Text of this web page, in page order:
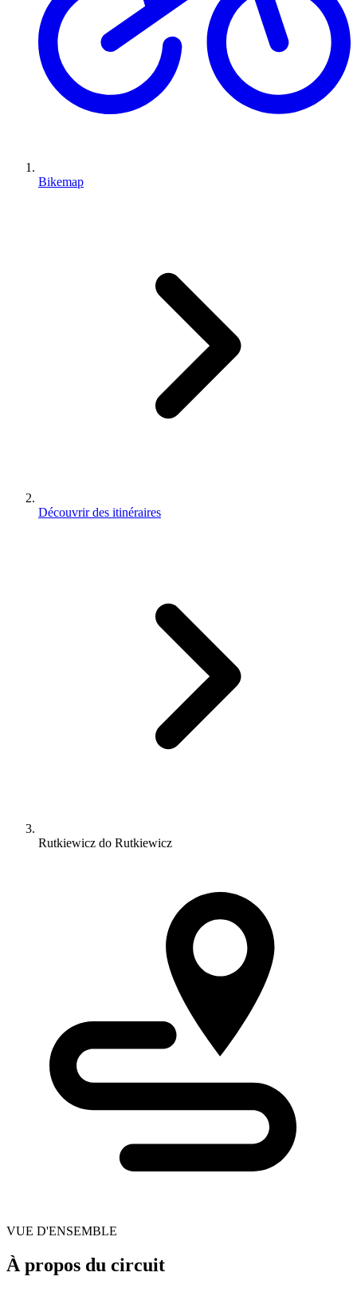
Bikemap
Découvrir des itinéraires
Rutkiewicz do Rutkiewicz
VUE D'ENSEMBLE
À propos du circuit